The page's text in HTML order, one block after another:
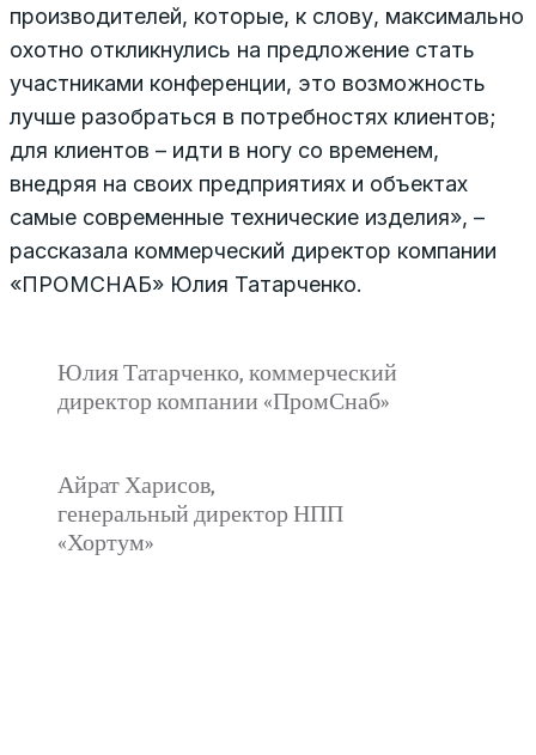
производителей, которые, к слову, максимально
охотно откликнулись на предложение стать
участниками конференции, это возможность
лучше разобраться в потребностях клиентов;
для клиентов – идти в ногу со временем,
внедряя на своих предприятиях и объектах
самые современные технические изделия», –
рассказала коммерческий директор компании
«ПРОМСНАБ» Юлия Татарченко.
Юлия Татарченко, коммерческий
директор компании «ПромСнаб»
Айрат Харисов,
генеральный директор НПП
«Хортум»